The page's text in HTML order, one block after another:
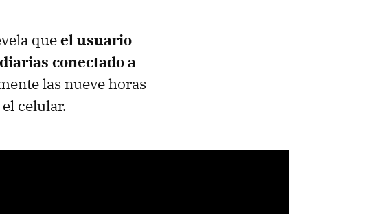
queel usuario
conectado a
las nueve horas
celular.